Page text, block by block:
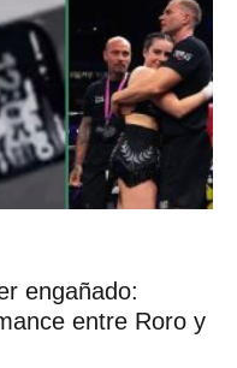
engañado:
entre Roro y